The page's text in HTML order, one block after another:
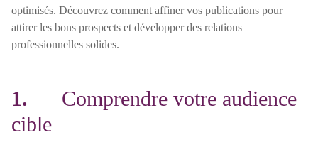
optimisés. Découvrez comment affiner vos publications pour
attirer les bons prospects et développer des relations
professionnelles solides.
1.
Comprendre votre audience
cible